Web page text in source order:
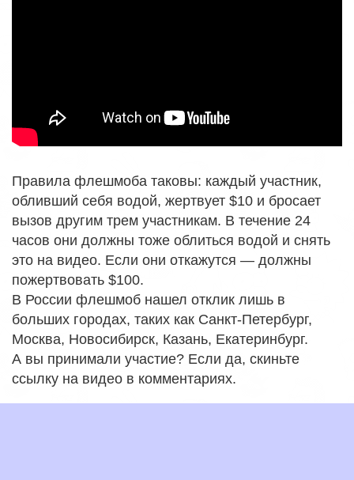
Правила флешмоба таковы: каждый участник,
обливший себя водой, жертвует $10 и бросает
вызов другим трем участникам. В течение 24
часов они должны тоже облиться водой и снять
это на видео. Если они откажутся — должны
пожертвовать $100.
В России флешмоб нашел отклик лишь в
больших городах, таких как Санкт-Петербург,
Москва, Новосибирск, Казань, Екатеринбург.
А вы принимали участие? Если да, скиньте
ссылку на видео в комментариях.